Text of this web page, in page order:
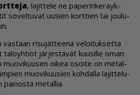
, la­jit­te­le ne pa­pe­rin­ke­räyk­
so­vel­tu­vat uu­sien kort­tien tai jou­lu­
vas­taan ri­su­jät­tee­nä ve­loi­tuk­set­ta
ta­lo­yh­ti­öt jär­jes­tä­vät kuu­sil­le oman
muo­vi­kuu­sen oi­kea osoi­te on me­tal­
muo­vi­kuu­sien koh­dal­la la­jit­te­lu­
pai­nos­ta me­tal­lia.